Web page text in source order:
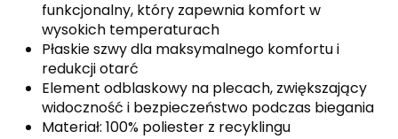
funkcjonalny, który zapewnia komfort w
wysokich temperaturach
Płaskie szwy dla maksymalnego komfortu i
redukcji otarć
Element odblaskowy na plecach, zwiększający
widoczność i bezpieczeństwo podczas biegania
Materiał: 100% poliester z recyklingu